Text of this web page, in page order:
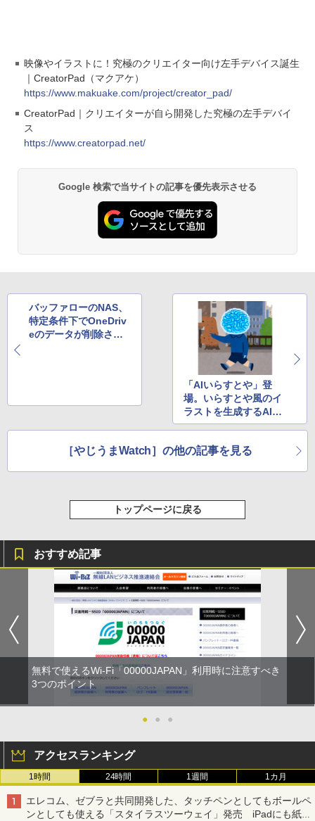
映像やイラストに！究極のクリエイター向け左手デバイス誕生
｜CreatorPad（マクアケ）
https://www.makuake.com/project/creator_pad/
CreatorPad｜クリエイターが自ら開発した究極の左手デバイ
ス
https://www.creatorpad.net/
Google 検索で当サイトの記事を優先表示させる
バッファローのNAS、
特定条件下でOneDriv
eのデータが削除され
「AIいらすとや」登
場。いらすとや風のイ
ラストを生成するAIモ
デル、早くも人気爆発
［やじうまWatch］の他の記事を見る
トップページに戻る
おすすめ記事
無料で使えるWi-Fi「00000JAPAN」利用時に注意すべき
3つのポイント
● ● ●
アクセスランキング
1時間 24時間 1週間 1カ月
エレコム、ゼブラと共同開発した、タッチペンとしてもボールペ
ンとしても使える「スタイラスツーウェイ」発売 iPadにも紙に